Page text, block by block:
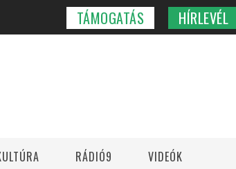
TÁMOGATÁS HÍRLEVÉL
RÁDIÓ9 VIDEÓK